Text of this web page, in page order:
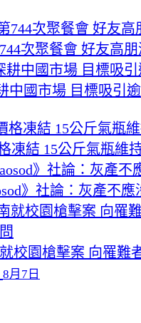
次聚餐會 好友高
中國市場 目標吸引
凍結 15公斤氣瓶維
》社論：灰產不
校園槍擊案 向罹難
8月7日